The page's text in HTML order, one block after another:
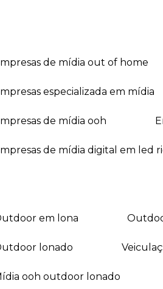
empresas de mídia out of home
empresas especializada em mídia
empresas de mídia ooh
empresas de mídia digital em led
outdoor em lona
outdoor lonado
mídia ooh outdoor lonado